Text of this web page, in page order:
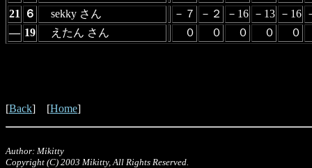
21
６ sekky さん －７ －２ －16 －13 －16
― 19 えたん さん ０ ０ ０ ０ ０
[Back] [Home]
Author: Mikitty
Copyright (C) 2003 Mikitty, All Rights Reserved.